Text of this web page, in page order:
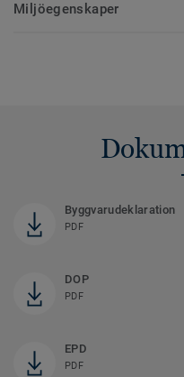
Miljöegenskaper
Byggvarudeklaration
PDF
DOP
PDF
EPD
PDF